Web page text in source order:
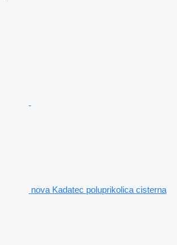
nova Kadatec poluprikolica cisterna